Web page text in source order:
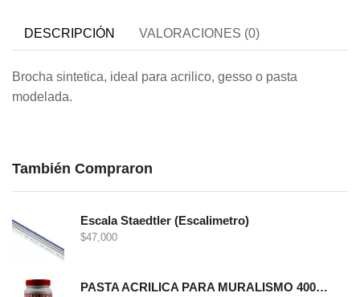
DESCRIPCIÓN VALORACIONES (0)
Brocha sintetica, ideal para acrilico, gesso o pasta
modelada.
También Compraron
Escala Staedtler (Escalimetro)
$47,000
PASTA ACRILICA PARA MURALISMO 400 GRS